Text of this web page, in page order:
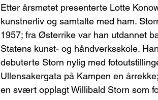
Etter årsmøtet presenterte Lotte
kunstnerliv og samtalte med ham.
1957; fra Østerrike var han utdannet
Statens kunst- og håndverksskole.
debuterte Storn nylig med
Ullensakergata på Kampen en
en svært opplagt Willibald Storn som